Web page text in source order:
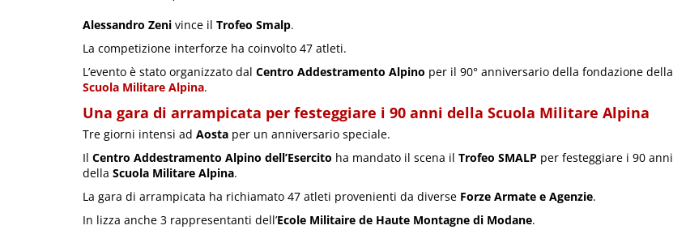
Alessandro Zeni vince il Trofeo Smalp.
La competizione interforze ha coinvolto 47 atleti.
L’evento è stato organizzato dal Centro Addestramento Alpino per il 90° anniversario della fondazione della
Scuola Militare Alpina.
Una gara di arrampicata per festeggiare i 90 anni della Scuola Militare Alpina
Tre giorni intensi ad Aosta per un anniversario speciale.
Il Centro Addestramento Alpino dell’Esercito ha mandato il scena il Trofeo SMALP per festeggiare i 90 anni
della Scuola Militare Alpina.
La gara di arrampicata ha richiamato 47 atleti provenienti da diverse Forze Armate e Agenzie.
In lizza anche 3 rappresentanti dell’Ecole Militaire de Haute Montagne di Modane.